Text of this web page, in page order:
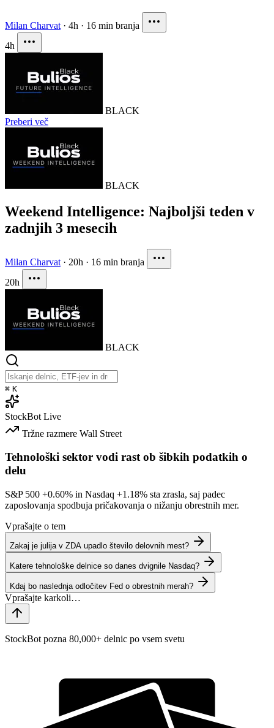
Milan Charvat · 4h · 16 min branja
4h
BLACK
Preberi več
BLACK
Weekend Intelligence: Najboljši teden v
zadnjih 3 mesecih
Milan Charvat · 20h · 16 min branja
20h
BLACK
⌘ K
StockBot Live
Tržne razmere Wall Street
Tehnološki sektor vodi rast ob šibkih podatkih o
delu
S&P 500 +0.60% in Nasdaq +1.18% sta zrasla, saj padec
zaposlovanja spodbuja pričakovanja o nižanju obrestnih mer.
Vprašajte o tem
Zakaj je julija v ZDA upadlo število delovnih mest?
Katere tehnološke delnice so danes dvignile Nasdaq?
Kdaj bo naslednja odločitev Fed o obrestnih merah?
StockBot pozna 80,000+ delnic po vsem svetu